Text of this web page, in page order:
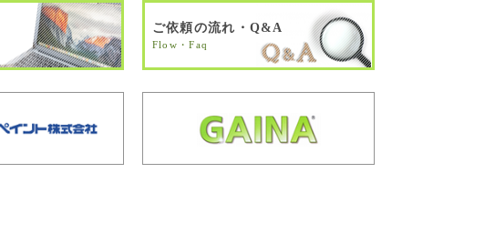
ご依頼の流れ・Q&A
Flow・Faq